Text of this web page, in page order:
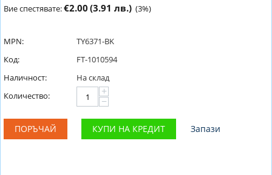
Вие спестявате:€2.00 (3.91 лв.) (3%)
MPN:
TY6371-BK
Код:
FT-1010594
Наличност:
На склад
Количество:
+
−
ПОРЪЧАЙ КУПИ НА КРЕДИТ Запази